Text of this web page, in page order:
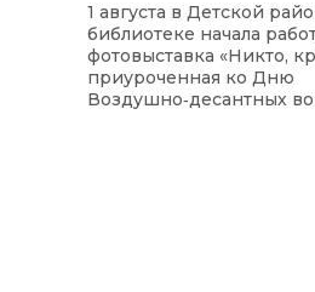
1 августа в Детской
библиотеке начала
фотовыставка «Никто,
приуроченная ко Дню
Воздушно‑десантных